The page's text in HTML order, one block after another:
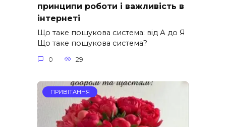
принципи роботи і важливість в
інтернеті
Що таке пошукова система: від А до Я
Що таке пошукова система?
0 29
ПРИВІТАННЯ